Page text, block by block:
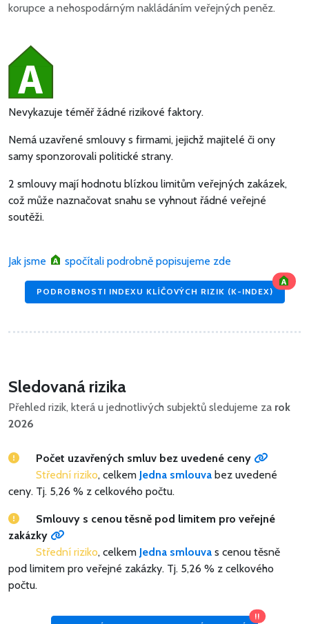
korupce a nehospodárným nakládáním veřejných peněz.
Nevykazuje téměř žádné rizikové faktory.
Nemá uzavřené smlouvy s firmami, jejichž majitelé či ony
samy sponzorovali politické strany.
2 smlouvy mají hodnotu blízkou limitům veřejných zakázek,
což může naznačovat snahu se vyhnout řádné veřejné
soutěži.
Jak jsme spočítali podrobně popisujeme zde
PODROBNOSTI INDEXU KLÍČOVÝCH RIZIK (K-INDEX)
Sledovaná rizika
Přehled rizik, která u jednotlivých subjektů sledujeme za rok
2026
Počet uzavřených smluv bez uvedené ceny
Střední riziko, celkem Jedna smlouva bez uvedené
ceny. Tj. 5,26 % z celkového počtu.
Smlouvy s cenou těsně pod limitem pro veřejné
zakázky
Střední riziko, celkem Jedna smlouva s cenou těsně
pod limitem pro veřejné zakázky. Tj. 5,26 % z celkového
počtu.
!!